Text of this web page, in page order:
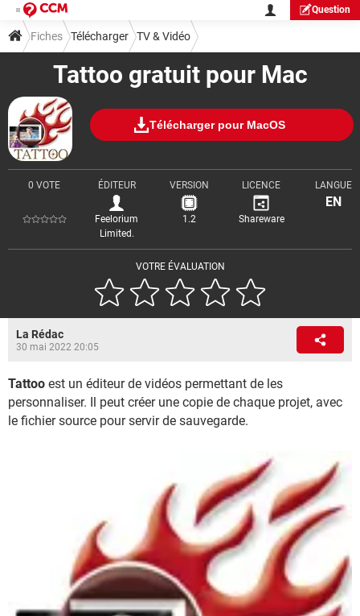
Question
Tattoo gratuit pour Mac
Télécharger pour MacOS
VOTRE ÉVALUATION
0 VOTE ÉDITEUR
Feelorium
Limited.
VERSION
1.2
LICENCE
Shareware
LANGUE
EN
Fiches Télécharger TV & Vidéo
La Rédac
30 mai 2022 20:05
Tattoo est un éditeur de vidéos permettant de les
personnaliser. Il peut créer une copie de chaque projet, avec
le fichier source pour servir de sauvegarde.